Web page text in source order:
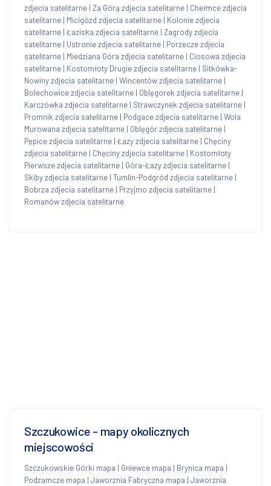
zdjecia satelitarne | Za Górą zdjecia satelitarne | Chełmce zdjecia
satelitarne | Micigózd zdjecia satelitarne | Kolonie zdjecia
satelitarne | Łaziska zdjecia satelitarne | Zagrody zdjecia
satelitarne | Ustronie zdjecia satelitarne | Porzecze zdjecia
satelitarne | Miedziana Góra zdjecia satelitarne | Ciosowa zdjecia
satelitarne | Kostomłoty Drugie zdjecia satelitarne | Sitkówka-
Nowiny zdjecia satelitarne | Wincentów zdjecia satelitarne |
Bolechowice zdjecia satelitarne | Oblęgorek zdjecia satelitarne |
Karczówka zdjecia satelitarne | Strawczynek zdjecia satelitarne |
Promnik zdjecia satelitarne | Podgace zdjecia satelitarne | Wola
Murowana zdjecia satelitarne | Oblęgór zdjecia satelitarne |
Pępice zdjecia satelitarne | Łazy zdjecia satelitarne | Chęciny
zdjecia satelitarne | Chęciny zdjecia satelitarne | Kostomłoty
Pierwsze zdjecia satelitarne | Góra-Łazy zdjecia satelitarne |
Skiby zdjecia satelitarne | Tumlin-Podgród zdjecia satelitarne |
Bobrza zdjecia satelitarne | Przyjmo zdjecia satelitarne |
Romanów zdjecia satelitarne
Szczukowice - mapy okolicznych
miejscowości
Szczukowskie Górki mapa | Gniewce mapa | Brynica mapa |
Podzamcze mapa | Jaworznia Fabryczna mapa | Jaworznia